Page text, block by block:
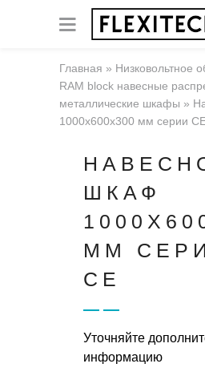
Главная » Низковольтное
RAM block навесные
металлические шкафы »
1000x600x300 мм серии
ШКАФ
ММ
CE
Уточняйте
информацию